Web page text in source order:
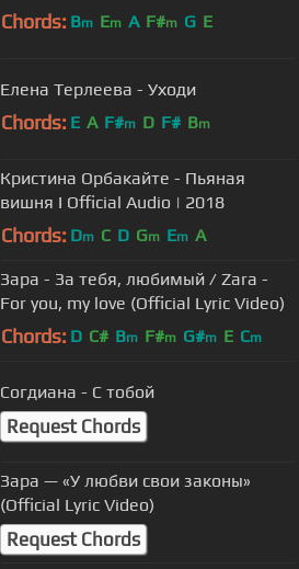
Chords: Bm Em A F#m G E
Елена Терлеева - Уходи
Chords: E A F#m D F# Bm
Кристина Орбакайте - Пьяная
вишня I Official Audio | 2018
Chords: Dm C D Gm Em A
Зара - За тебя, любимый / Zara -
For you, my love (Official Lyric Video)
Chords: D C# Bm F#m G#m E Cm
Согдиана - С тобой
Request Chords
Зара — «У любви свои законы»
(Official Lyric Video)
Request Chords